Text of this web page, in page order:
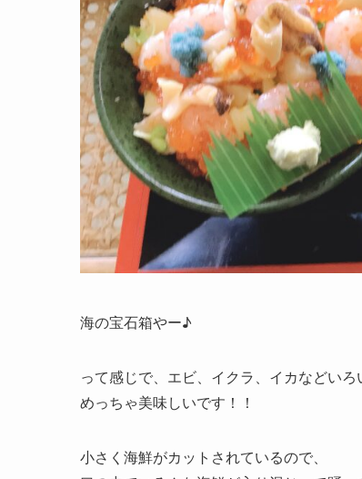
海の宝石箱やー♪
って感じで、エビ、イクラ、イカなどい
めっちゃ美味しいです！！
小さく海鮮がカットされているので、